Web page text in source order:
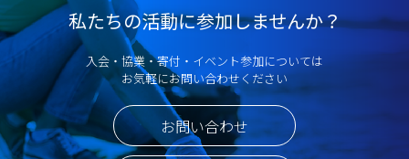
私たちの活動に参加しませんか？
入会・協業・寄付・イベント参加については
お気軽にお問い合わせください
お問い合わせ